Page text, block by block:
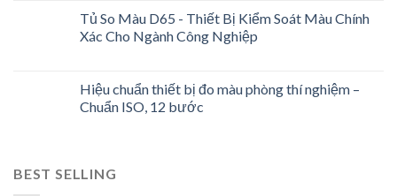
Tủ So Màu D65 - Thiết Bị Kiểm Soát Màu Chính
Xác Cho Ngành Công Nghiệp
Hiệu chuẩn thiết bị đo màu phòng thí nghiệm –
Chuẩn ISO, 12 bước
BEST SELLING